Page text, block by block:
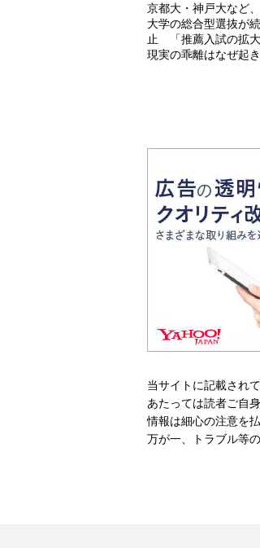
京都大・神戸大など
大学の総合型選抜が
止 「推薦入試の拡
現実の乖離はなぜ起
当サイトに記載され
あたっては読者ご自
情報は細心の注意を
万が一、トラブル等